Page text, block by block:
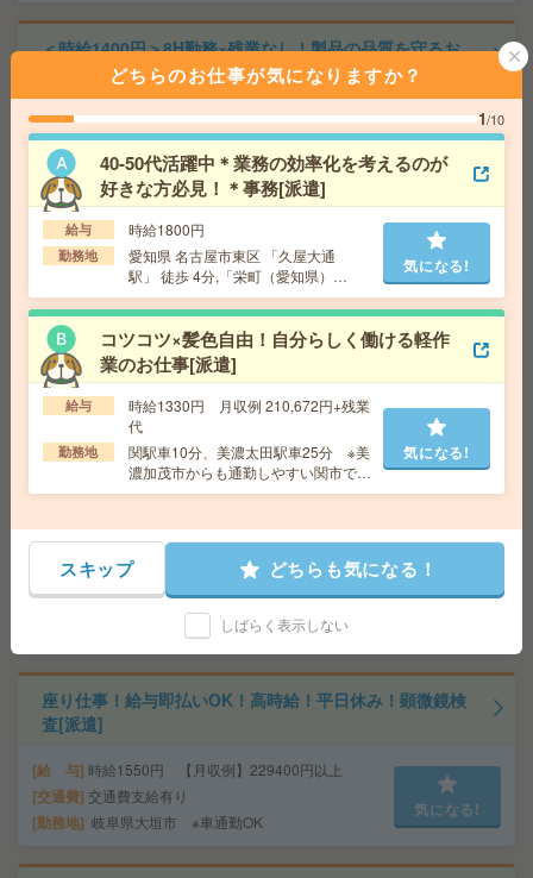
＜時給1400円＞8H勤務×残業なし！製品の品質を守るお
仕事＊事務＆検査[派遣]
給 与 時給1400円 月収例 224,000円
交通費 全額支給
勤務地
岐阜駅徒歩20分、名鉄岐阜駅車7分 ※岐南町
や笠松エリアからも通勤しやすい岐阜駅南部エリア！
（無料駐車場の利用が可能です）
気になる!
【2名募集】週3～4日在宅＊未経験OK＊メールで面接日
程調整[派遣]
給 与
時給1500円＋交 【月収例】296,250円～ ■
給与の前払いが可能な速払いサービスあり
交通費 交通費支給あり
愛知県名古屋市中村区 名古屋地下鉄東山
線 名古屋駅徒歩1分、名鉄名古屋本線 名鉄名古屋駅徒
歩1分
気になる!
時短9:30～17時！住吉町駅すぐ！安定就業＊事務[派遣]
給 与 時給1400円 月収例 182,000円
交通費 全額支給
住吉町駅徒歩4分、知多半田駅徒歩9分
座り仕事！給与即払いOK！高時給！平日休み！顕微鏡検
査[派遣]
給 与 時給1550円 【月収例】229400円以上
交通費 交通費支給有り
勤務地 岐阜県大垣市 ※車通勤OK
気になる!
どちらのお仕事が気になりますか？
1/10
40-50代活躍中＊業務の効率化を考えるのが
好きな方必見！＊事務[派遣]
給与 時給1800円
勤務地
愛知県 名古屋市東区 「久屋大通
駅」 徒歩 4分,「栄町（愛知県）
駅」 徒歩 5分
気になる!
コツコツ×髪色自由！自分らしく働ける軽作
業のお仕事[派遣]
給与
時給1330円 月収例 210,672円+残業
代
勤務地
関駅車10分、美濃太田駅車25分 ※美
濃加茂市からも通勤しやすい関市で
す！（無料駐車場あります！制服通勤
気になる!
スキップ どちらも気になる！
しばらく表示しない